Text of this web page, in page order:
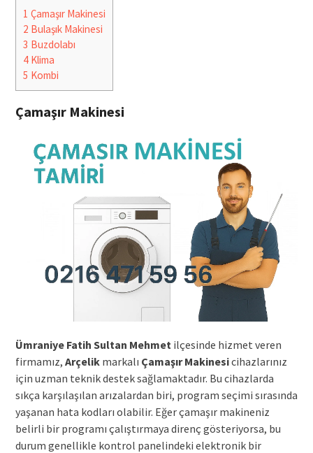
1 Çamaşır Makinesi
2 Bulaşık Makinesi
3 Buzdolabı
4Klima
5 Kombi
Çamaşır Makinesi
Ümraniye Fatih Sultan Mehmet ilçesinde hizmet veren
firmamız, Arçelikmarkalı Çamaşır Makinesicihazlarınız
için uzman teknik destek sağlamaktadır. Bu cihazlarda
sıkça karşılaşılan arızalardan biri, program seçimi sırasında
yaşanan hata kodları olabilir. Eğer çamaşır makineniz
belirli bir programı çalıştırmaya direnç gösteriyorsa, bu
durum genellikle kontrol panelindeki elektronik bir